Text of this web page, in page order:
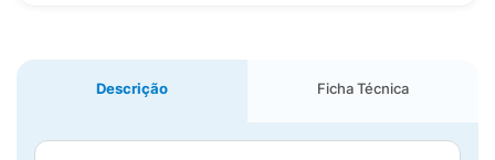
Descrição Ficha Técnica